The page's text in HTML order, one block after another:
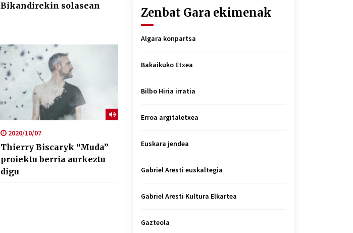
Bikandirekin solasean
2020/10/07
Thierry Biscaryk “Muda”
proiektu berria aurkeztu
digu
Zenbat Gara ekimenak
Algara konpartsa
Bakaikuko Etxea
Bilbo Hiria irratia
Erroa argitaletxea
Euskara jendea
Gabriel Aresti euskaltegia
Gabriel Aresti Kultura Elkartea
Gazteola